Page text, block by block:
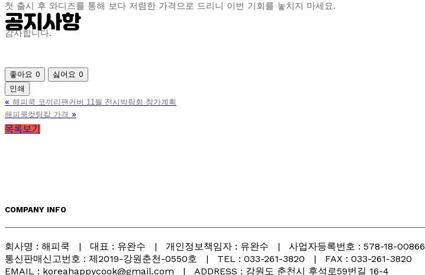
공지사항
첫 출시 후 와디즈를 통해 보다 저렴한 가격으로 드리니 이번 기회를 놓치지 마세요.
감사합니다.
좋아요 0 싫어요 0
인쇄
« 해피쿡 코끼리팬커버 11월 전시박람회 참가계획
해피쿡컷팅칼 가격 »
목록보기
COMPANY INFO
회사명 : 해피쿡 | 대표 : 유완수 | 개인정보책임자 : 유완수 | 사업자등록번호 : 578-18-00866
통신판매신고번호 : 제2019-강원춘천-0550호 | TEL : 033-261-3820 | FAX : 033-261-3820
EMAIL : koreahappycook@gmail.com | ADDRESS : 강원도 춘천시 후석로59번길 16-4